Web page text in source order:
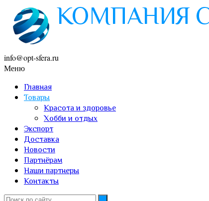
info@opt-sfera.ru
Меню
Главная
Товары
Красота и здоровье
Хобби и отдых
Экспорт
Доставка
Новости
Партнёрам
Наши партнеры
Контакты